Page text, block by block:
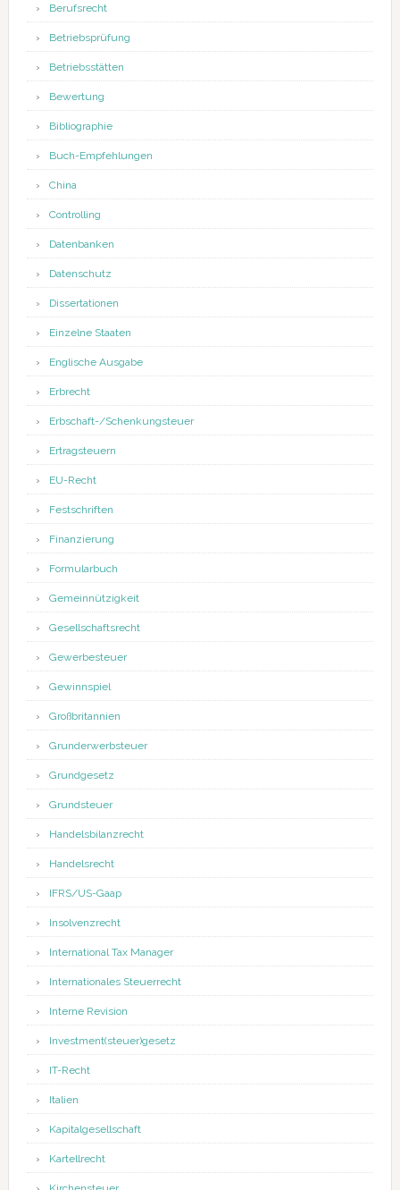
Berufsrecht
Betriebsprüfung
Betriebsstätten
Bewertung
Bibliographie
Buch-Empfehlungen
China
Controlling
Datenbanken
Datenschutz
Dissertationen
Einzelne Staaten
Englische Ausgabe
Erbrecht
Erbschaft-/Schenkungsteuer
Ertragsteuern
EU-Recht
Festschriften
Finanzierung
Formularbuch
Gemeinnützigkeit
Gesellschaftsrecht
Gewerbesteuer
Gewinnspiel
Großbritannien
Grunderwerbsteuer
Grundgesetz
Grundsteuer
Handelsbilanzrecht
Handelsrecht
IFRS/US-Gaap
Insolvenzrecht
International Tax Manager
Internationales Steuerrecht
Interne Revision
Investment(steuer)gesetz
IT-Recht
Italien
Kapitalgesellschaft
Kartellrecht